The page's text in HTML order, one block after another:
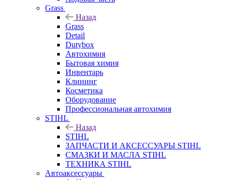
Grass
Назад
Grass
Detail
Dutybox
Автохимия
Бытовая химия
Инвентарь
Клининг
Косметика
Оборудование
Профессиональная автохимия
STIHL
Назад
STIHL
ЗАПЧАСТИ И АКСЕССУАРЫ STIHL
СМАЗКИ И МАСЛА STIHL
ТЕХНИКА STIHL
Автоаксессуары